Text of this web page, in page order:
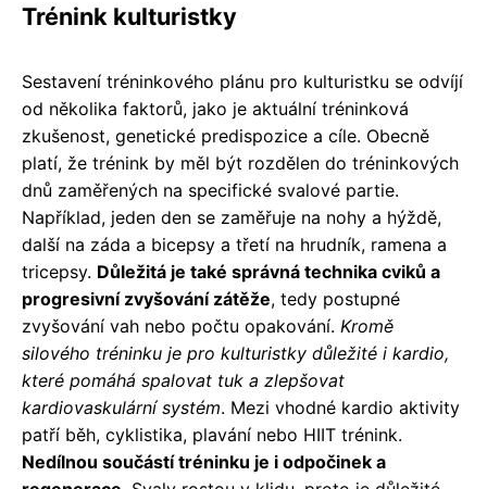
Trénink kulturistky
Sestavení tréninkového plánu pro kulturistku se odvíjí
od několika faktorů, jako je aktuální tréninková
zkušenost, genetické predispozice a cíle. Obecně
platí, že trénink by měl být rozdělen do tréninkových
dnů zaměřených na specifické svalové partie.
Například, jeden den se zaměřuje na nohy a hýždě,
další na záda a bicepsy a třetí na hrudník, ramena a
tricepsy. Důležitá je také správná technika cviků a
progresivní zvyšování zátěže, tedy postupné
zvyšování vah nebo počtu opakování. Kromě
silového tréninku je pro kulturistky důležité i kardio,
které pomáhá spalovat tuk a zlepšovat
kardiovaskulární systém. Mezi vhodné kardio aktivity
patří běh, cyklistika, plavání nebo HIIT trénink.
Nedílnou součástí tréninku je i odpočinek a